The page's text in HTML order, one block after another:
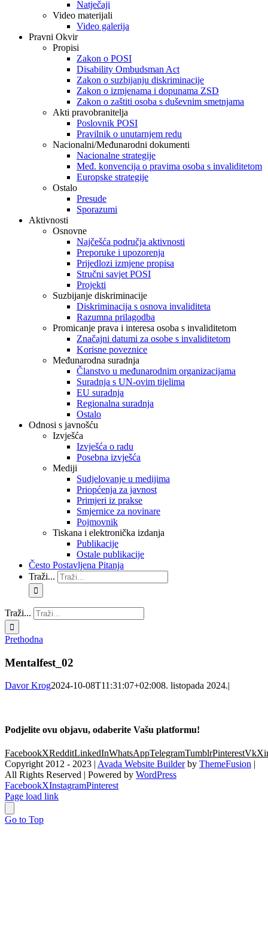
Natječaji
Video materijali
Video galerija
Pravni Okvir
Propisi
Zakon o POSI
Disability Ombudsman Act
Zakon o suzbijanju diskriminacije
Zakon o izmjenama i dopunama ZSD
Zakon o zaštiti osoba s duševnim smetnjama
Akti pravobranitelja
Poslovnik POSI
Pravilnik o unutarnjem redu
Nacionalni/Međunarodni dokumenti
Nacionalne strategije
Međ. konvencija o pravima osoba s invaliditetom
Europske strategije
Ostalo
Presude
Sporazumi
Aktivnosti
Osnovne
Najčešća područja aktivnosti
Preporuke i upozorenja
Prijedlozi izmjene propisa
Stručni savjet POSI
Projekti
Suzbijanje diskriminacije
Diskriminacija s osnova invaliditeta
Razumna prilagodba
Promicanje prava i interesa osoba s invaliditetom
Značajni datumi za osobe s invaliditetom
Korisne poveznice
Međunarodna suradnja
Članstvo u međunarodnim organizacijama
Suradnja s UN-ovim tijelima
EU suradnja
Regionalna suradnja
Ostalo
Odnosi s javnošću
Izvješća
Izvješća o radu
Posebna izvješća
Mediji
Sudjelovanje u medijima
Priopćenja za javnost
Primjeri iz prakse
Smjernice za novinare
Pojmovnik
Tiskana i elektronička izdanja
Publikacije
Ostale publikacije
Često Postavljena Pitanja
Traži...
Traži...
Prethodna
Mentalfest_02
Davor Krog2024-10-08T11:31:07+02:008. listopada 2024.|
Podjelite ovu objavu, odaberite Vašu platformu!
FacebookXRedditLinkedInWhatsAppTelegramTumblrPinterestVk
Copyright 2012 - 2023 | Avada Website Builderby ThemeFusion |
All Rights Reserved | Powered by WordPress
FacebookXInstagramPinterest
Page load link
Go to Top